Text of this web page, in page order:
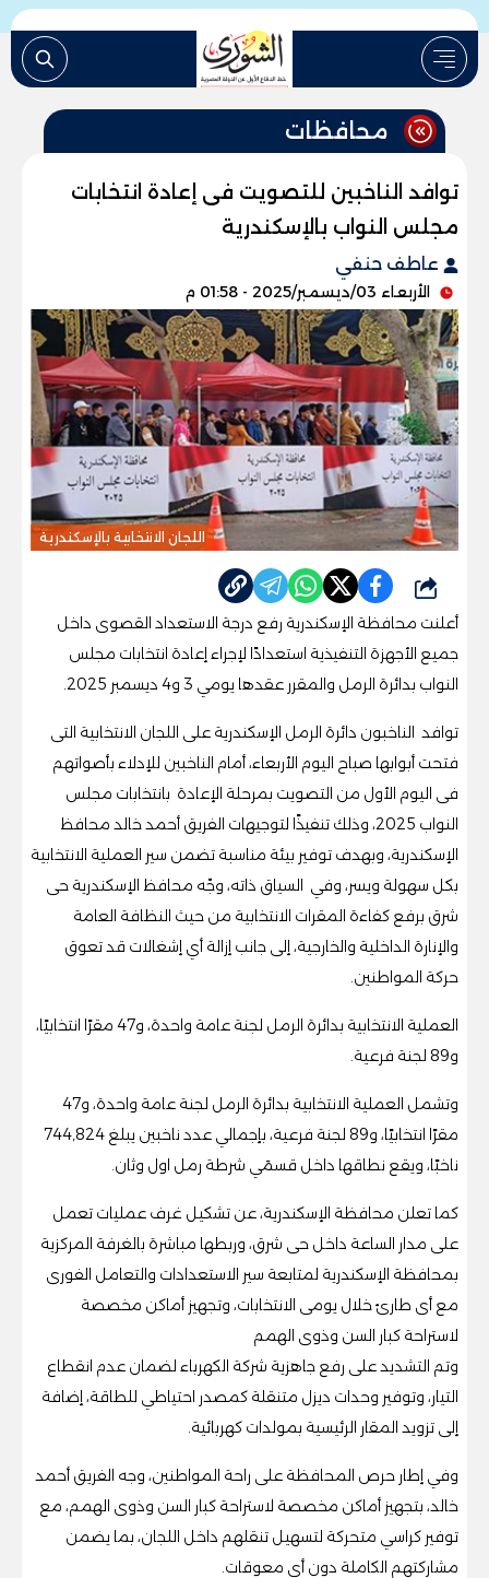
محافظات
توافد الناخبين للتصويت فى إعادة انتخابات
مجلس النواب بالإسكندرية
عاطف حنفي
الأربعاء 03/ديسمبر/2025 - 01:58 م
اللجان الانتخابية بالإسكندرية
شارك
أعلنت محافظة الإسكندرية رفع درجة الاستعداد القصوى داخل
جميع الأجهزة التنفيذية استعدادًا لإجراء إعادة انتخابات مجلس
النواب بدائرة الرمل والمقرر عقدها يومي 3 و4 ديسمبر 2025.
توافد الناخبون دائرة الرمل الإسكندرية على اللجان الانتخابية التى
فتحت أبوابها صباح اليوم الأربعاء، أمام الناخبين للإدلاء بأصواتهم
فى اليوم الأول من التصويت بمرحلة الإعادة بانتخابات مجلس
النواب 2025، وذلك تنفيذًا لتوجيهات الفريق أحمد خالد محافظ
الإسكندرية، وبهدف توفير بيئة مناسبة تضمن سير العملية الانتخابية
بكل سهولة ويسر، وفي السياق ذاته، وجّه محافظ الإسكندرية حى
شرق برفع كفاءة المقرات الانتخابية من حيث النظافة العامة
والإنارة الداخلية والخارجية، إلى جانب إزالة أي إشغالات قد تعوق
حركة المواطنين.
العملية الانتخابية بدائرة الرمل لجنة عامة واحدة، و47 مقرًا انتخابيًا،
و89 لجنة فرعية.
وتشمل العملية الانتخابية بدائرة الرمل لجنة عامة واحدة، و47
مقرًا انتخابيًا، و89 لجنة فرعية، بإجمالي عدد ناخبين يبلغ 744,824
ناخبًا، ويقع نطاقها داخل قسمَي شرطة رمل اول وثان.
كما تعلن محافظة الإسكندرية، عن تشكيل غرف عمليات تعمل
على مدار الساعة داخل حى شرق، وربطها مباشرة بالغرفة المركزية
بمحافظة الإسكندرية لمتابعة سير الاستعدادات والتعامل الفورى
مع أى طارئ خلال يومى الانتخابات، وتجهيز أماكن مخصصة
لاستراحة كبار السن وذوى الهمم
وتم التشديد على رفع جاهزية شركة الكهرباء لضمان عدم انقطاع
التيار، وتوفير وحدات ديزل متنقلة كمصدر احتياطي للطاقة، إضافة
إلى تزويد المقار الرئيسية بمولدات كهربائية.
وفي إطار حرص المحافظة على راحة المواطنين، وجه الفريق أحمد
خالد، بتجهيز أماكن مخصصة لاستراحة كبار السن وذوى الهمم، مع
توفير كراسي متحركة لتسهيل تنقلهم داخل اللجان، بما يضمن
مشاركتهم الكاملة دون أى معوقات.